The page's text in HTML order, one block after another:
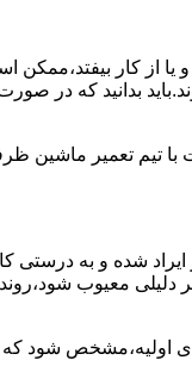
از کار
بدانید که در
تیم تعمیر ماشین
شده و به درستی
دلیلی معیوب
شود که